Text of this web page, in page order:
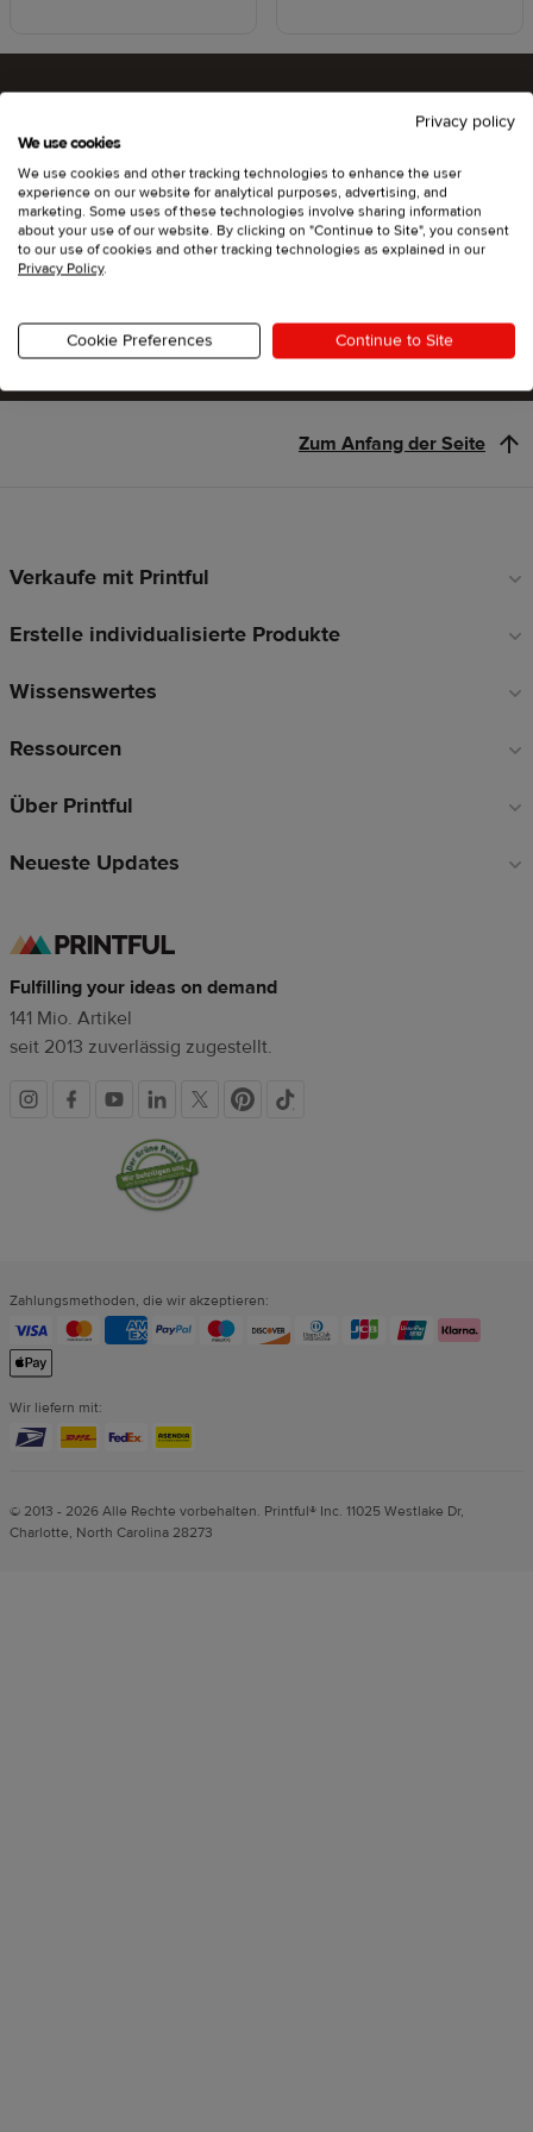
Bist du bereit, Printful
auszuprobieren?
Zum Anfang der Seite
Fußzeilen-
Verkaufe mit Printful
Erstelle individualisierte Produkte
Wissenswertes
Ressourcen
Über Printful
Neueste Updates
Fulfilling your ideas on demand
141 Mio. Artikel
seit 2013 zuverlässig zugestellt.
Soziale
Medien
Vertrauenssiegel
Zahlungsmethoden, die wir akzeptieren:
Wir liefern mit:
© 2013 - 2026 Alle Rechte vorbehalten. Printful® Inc. 11025 Westlake Dr,
Charlotte, North Carolina 28273
Privacy policy
We use cookies
We use cookies and other tracking technologies to enhance the user
experience on our website for analytical purposes, advertising, and
marketing. Some uses of these technologies involve sharing information
about your use of our website. By clicking on "Continue to Site", you consent
to our use of cookies and other tracking technologies as explained in our
Privacy Policy.
Cookie Preferences Continue to Site